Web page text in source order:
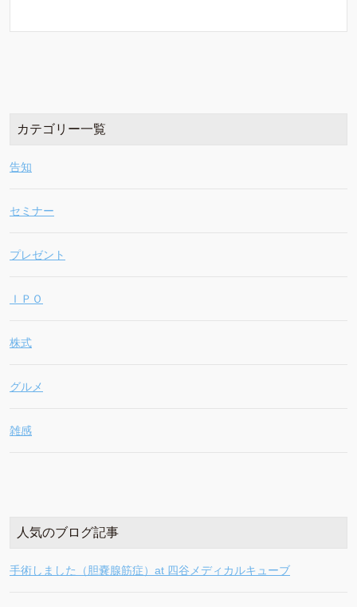
カテゴリー一覧
告知
セミナー
プレゼント
ＩＰＯ
株式
グルメ
雑感
人気のブログ記事
手術しました（胆嚢腺筋症）at 四谷メディカルキューブ